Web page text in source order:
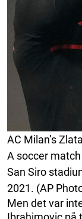
AC Milan’s
A soccer
San Siro
2021. (AP
Men det var